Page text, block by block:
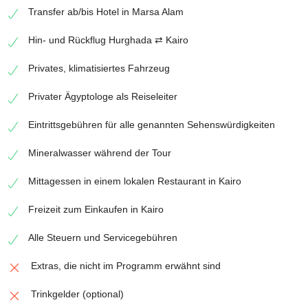
Transfer ab/bis Hotel in Marsa Alam
Hin- und Rückflug Hurghada ⇄ Kairo
Privates, klimatisiertes Fahrzeug
Privater Ägyptologe als Reiseleiter
Eintrittsgebühren für alle genannten Sehenswürdigkeiten
Mineralwasser während der Tour
Mittagessen in einem lokalen Restaurant in Kairo
Freizeit zum Einkaufen in Kairo
Alle Steuern und Servicegebühren
Extras, die nicht im Programm erwähnt sind
Trinkgelder (optional)